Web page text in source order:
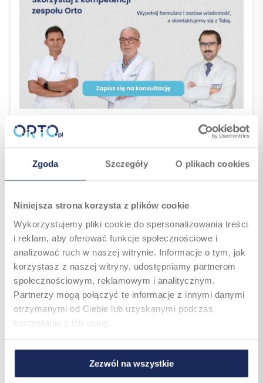
Zgoda Szczegóły O plikach cookies
Niniejsza strona korzysta z plików cookie
Wykorzystujemy pliki cookie do spersonalizowania treści
i reklam, aby oferować funkcje społecznościowe i
analizować ruch w naszej witrynie. Informacje o tym, jak
korzystasz z naszej witryny, udostępniamy partnerom
społecznościowym, reklamowym i analitycznym.
Partnerzy mogą połączyć te informacje z innymi danymi
otrzymanymi od Ciebie lub uzyskanymi podczas
korzystania z ich usług.
Zezwól na wszystkie
ZAPOBIEGANIE
USZKODZENIU OBRĄBKA
STAWU BIODROWEGO
Zapobieganie uszkodzeniu obrąbka stawu
Najważniejsze zalecenia to:
Utrzymuj właściwą masę ciała i zdrowo jedz (warzywa,
chude białko i kwasy omega-3),
Dbaj o poprawną technikę ćwiczeń, stosuj ochraniacze
bioder, jeśli to możliwe, a przede wszystkim
rozgrzewaj się i rozciągaj,
Wzmacniaj mięśnie pośladkowe, uda i tułowia,
Unikaj palenia tytoniu, bo to może spowalniać gojenie
mikrouszkodzeń w chrząstkach.
USZKODZONY OBRĄBEK
PODSUMOWANIE
Uszkodzenie obrąbka stawu biodrowego to
stosunkowo częsta przyczyna bólu i obniżenia